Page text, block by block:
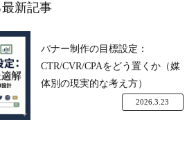
新記事
バナー制作の目標設定：
CTR/CVR/CPAをどう置くか（媒
体別の現実的な考え方）
2026.3.23